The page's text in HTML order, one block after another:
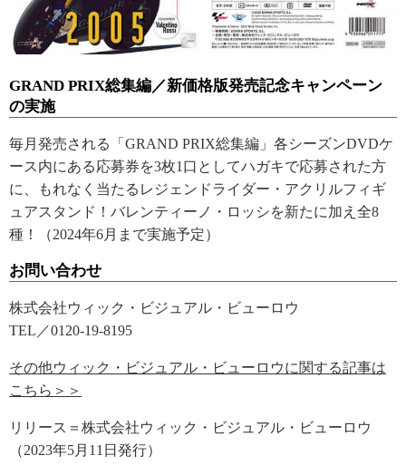
GRAND PRIX総集編／新価格版発売記念キャンペーン
の実施
毎月発売される「GRAND PRIX総集編」各シーズンDVDケ
ース内にある応募券を3枚1口としてハガキで応募された方
に、もれなく当たるレジェンドライダー・アクリルフィギ
ュアスタンド！バレンティーノ・ロッシを新たに加え全8
種！（2024年6月まで実施予定）
お問い合わせ
株式会社ウィック・ビジュアル・ビューロウ
TEL／0120-19-8195
その他ウィック・ビジュアル・ビューロウに関する記事は
こちら＞＞
リリース＝株式会社ウィック・ビジュアル・ビューロウ
（2023年5月11日発行）